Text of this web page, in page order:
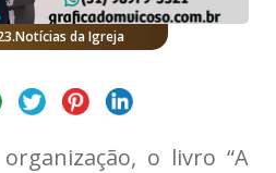
.Notícias da Igreja
o livro “A